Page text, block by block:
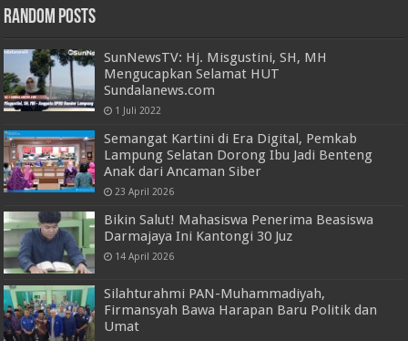
Random Posts
SunNewsTV: Hj. Misgustini, SH, MH
Mengucapkan Selamat HUT
Sundalanews.com
1 Juli 2022
Semangat Kartini di Era Digital, Pemkab
Lampung Selatan Dorong Ibu Jadi Benteng
Anak dari Ancaman Siber
23 April 2026
Bikin Salut! Mahasiswa Penerima Beasiswa
Darmajaya Ini Kantongi 30 Juz
14 April 2026
Silahturahmi PAN-Muhammadiyah,
Firmansyah Bawa Harapan Baru Politik dan
Umat